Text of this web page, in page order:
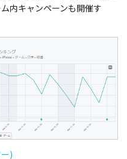
内キャンペーンも開催す
)